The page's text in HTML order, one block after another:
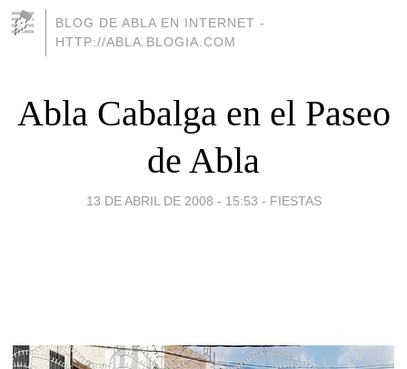
BLOG DE ABLA EN INTERNET -
HTTP://ABLA.BLOGIA.COM
Abla Cabalga en el Paseo
de Abla
13 DE ABRIL DE 2008 - 15:53 - FIESTAS